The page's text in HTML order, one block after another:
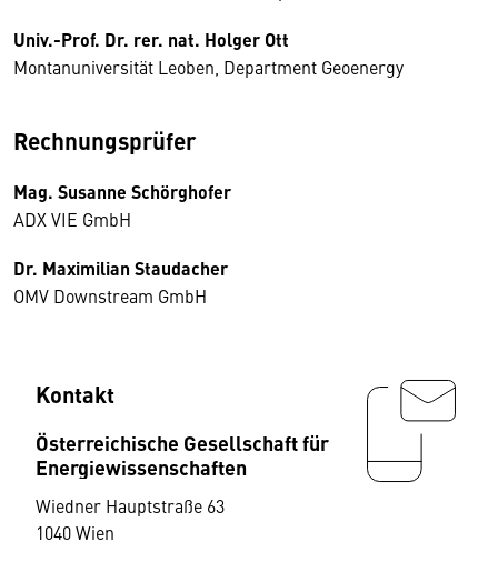
Univ.-Prof. Dr. rer. nat. Holger Ott
Montanuniversität Leoben, Department Geoenergy
Rechnungsprüfer
Mag. Susanne Schörghofer
ADX VIE GmbH
Dr. Maximilian Staudacher
OMV Downstream GmbH
Kontakt
Österreichische Gesellschaft für
Energiewissenschaften
Wiedner Hauptstraße 63
1040 Wien